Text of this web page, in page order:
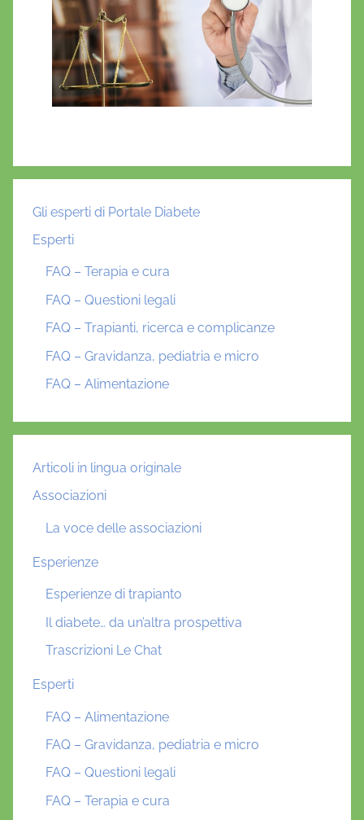
Gli esperti di Portale Diabete
Esperti
FAQ – Terapia e cura
FAQ – Questioni legali
FAQ – Trapianti, ricerca e complicanze
FAQ – Gravidanza, pediatria e micro
FAQ – Alimentazione
Articoli in lingua originale
Associazioni
La voce delle associazioni
Esperienze
Esperienze di trapianto
Il diabete… da un’altra prospettiva
Trascrizioni Le Chat
Esperti
FAQ – Alimentazione
FAQ – Gravidanza, pediatria e micro
FAQ – Questioni legali
FAQ – Terapia e cura